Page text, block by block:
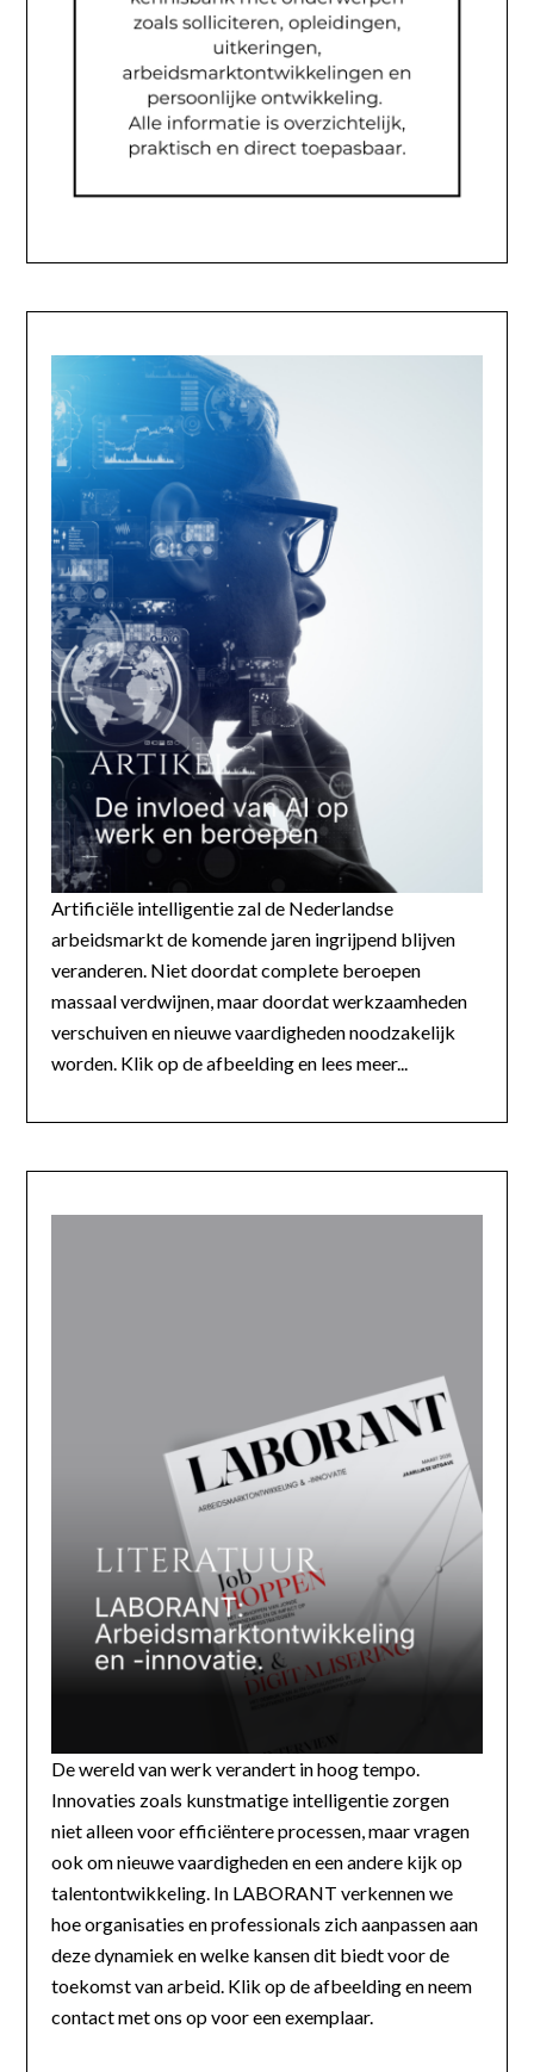
Artificiële intelligentie zal de Nederlandse
arbeidsmarkt de komende jaren ingrijpend blijven
veranderen. Niet doordat complete beroepen
massaal verdwijnen, maar doordat werkzaamheden
verschuiven en nieuwe vaardigheden noodzakelijk
worden. Klik op de afbeelding en lees meer...
De wereld van werk verandert in hoog tempo.
Innovaties zoals kunstmatige intelligentie zorgen
niet alleen voor efficiëntere processen, maar vragen
ook om nieuwe vaardigheden en een andere kijk op
talentontwikkeling. In LABORANT verkennen we
hoe organisaties en professionals zich aanpassen aan
deze dynamiek en welke kansen dit biedt voor de
toekomst van arbeid. Klik op de afbeelding en neem
contact met ons op voor een exemplaar.